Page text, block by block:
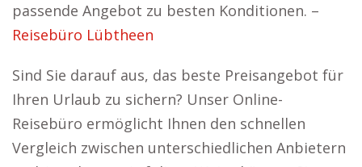
passende Angebot zu besten Konditionen. –
Reisebüro Lübtheen
Sind Sie darauf aus, das beste Preisangebot für
Ihren Urlaub zu sichern? Unser Online-
Reisebüro ermöglicht Ihnen den schnellen
Vergleich zwischen unterschiedlichen Anbietern